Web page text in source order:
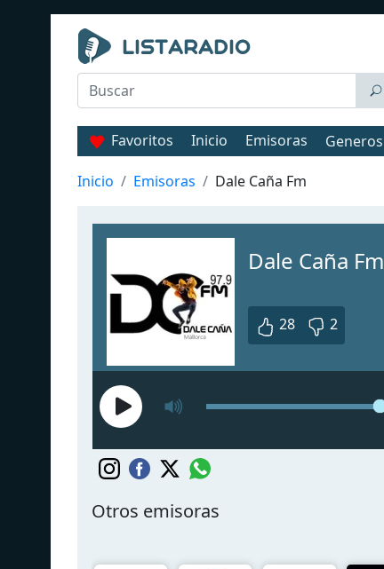
Favoritos Inicio Emisoras Generos
Inicio Emisoras Dale Caña Fm
Dale Caña Fm
28 2
Otros emisoras